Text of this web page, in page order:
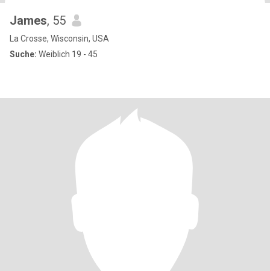
James, 55
La Crosse, Wisconsin, USA
Suche: Weiblich 19 - 45